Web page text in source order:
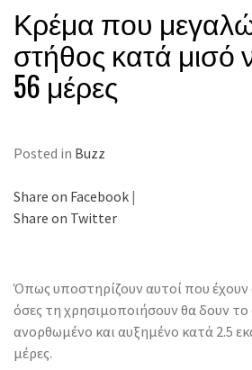
Κρέμα που
στήθος κατά μισό
56 μέρες
Posted in Buzz
Share on Facebook |
Share on Twitter
Όπως υποστηρίζουν αυτοί που έχουν
όσες τη χρησιμοποιήσουν θα δουν το
ανορθωμένο και αυξημένο κατά 2.5
μέρες.